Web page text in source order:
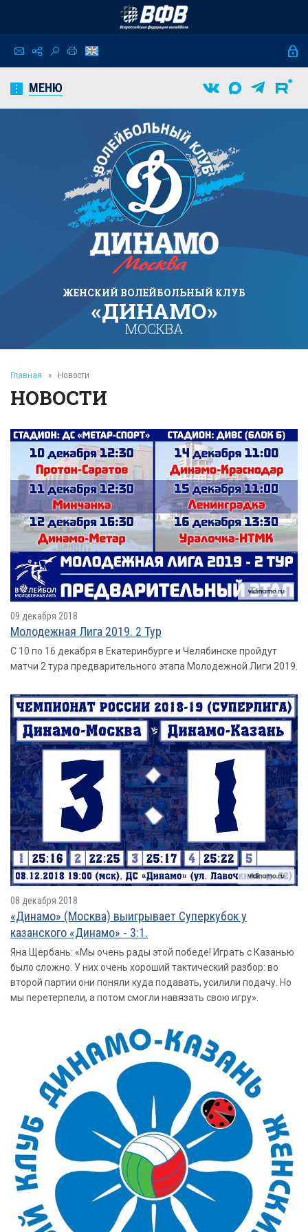
МЕНЮ
ЖЕНСКИЙ ВОЛЕЙБОЛЬНЫЙ КЛУБ
«ДИНАМО»
МОСКВА
Главная » Новости
НОВОСТИ
09 декабря 2018
Молодежная Лига 2019. 2 Тур
С 10 по 16 декабря в Екатеринбурге и Челябинске пройдут
матчи 2 тура предварительного этапа Молодежной Лиги 2019.
08 декабря 2018
«Динамо» (Москва) выигрывает Суперкубок у
казанского «Динамо» - 3:1.
Яна Щербань: «Мы очень рады этой победе! Играть с Казанью
было сложно. У них очень хороший тактический разбор: во
второй партии они поняли куда подавать, усилили подачу. Но
мы перетерпели, а потом смогли навязать свою игру».